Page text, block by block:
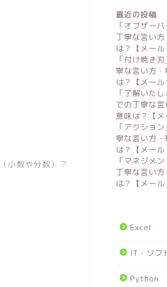
小数や分数）？
最近の投稿
「オブザー
丁寧な言い
は？【メール
「付け焼き
寧な言い方
は？【メール
「了解いた
での丁寧な
意味は？【メ
「アクショ
寧な言い方
は？【メール
「マネジメ
丁寧な言い
は？【メール
Excel
IT・ソフ
Python